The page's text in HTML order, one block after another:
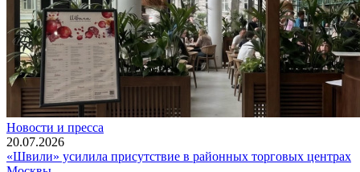
Новости и пресса
20.07.2026
«Швили» усилила присутствие в районных торговых центрах